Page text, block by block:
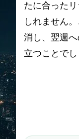
たに合った
しれません
消し、翌週
立つことでし